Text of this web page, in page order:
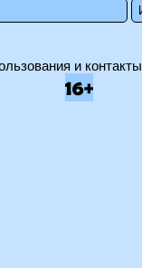
и контакты